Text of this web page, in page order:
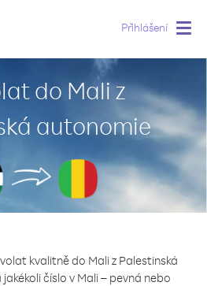
Přihlášení
do Mali z
autonomie
kvalitně do Mali z Palestinská
číslo v Mali – pevná nebo